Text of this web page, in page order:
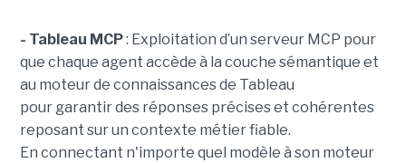
- Tableau MCP: Exploitation d’un serveur MCP pour
que chaque agent accède à la couche sémantique et
au moteur de connaissances de Tableau
pour garantir des réponses précises et cohérentes
reposant sur un contexte métier fiable.
En connectant n'importe quel modèle à son moteur